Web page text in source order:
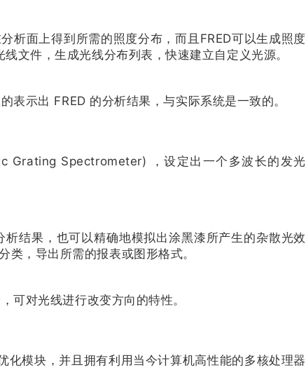
析面上得到所需的照度分布，而且FRED可以生成照度
文件，生成光线分布列表，快速建立自定义光源。
表示出 FRED 的分析结果，与实际系统是一致的。
Grating Spectrometer) ，设定出一个多波长的发光
结果，也可以精确地模拟出涂黑漆所产生的杂散光效
类，导出所需的报表或图形格式。
可对光线进行改变方向的特性。
模块，并且拥有利用当今计算机高性能的多核处理器